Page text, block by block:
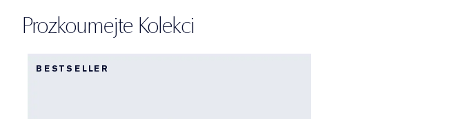
Prozkoumejte Kolekci
BESTSELLER